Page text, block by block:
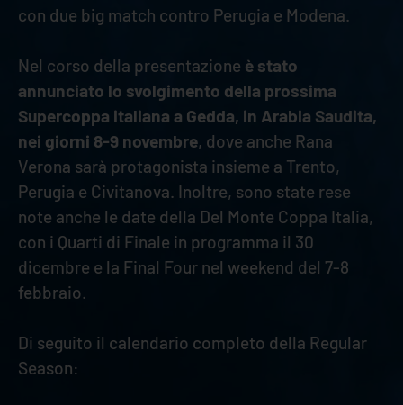
con due big match contro Perugia e Modena.
Nel corso della presentazione è stato
annunciato lo svolgimento della prossima
Supercoppa italiana a Gedda, in Arabia Saudita,
nei giorni 8-9 novembre, dove anche Rana
Verona sarà protagonista insieme a Trento,
Perugia e Civitanova. Inoltre, sono state rese
note anche le date della Del Monte Coppa Italia,
con i Quarti di Finale in programma il 30
dicembre e la Final Four nel weekend del 7-8
febbraio.
Di seguito il calendario completo della Regular
Season: